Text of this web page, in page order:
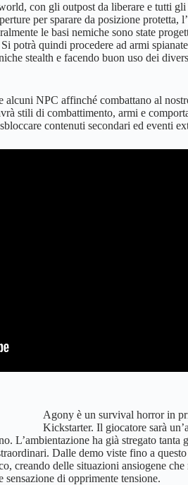
con gli outpost da liberare e tutti
per sparare da posizione protetta,
le basi nemiche sono state
potrà quindi procedere ad armi
stealth e facendo buon uso dei
alcuni NPC affinché combattano al
stili di combattimento, armi e
contenuti secondari ed eventi
Agony è un survival horror in
Kickstarter. Il giocatore sarà
L’ambientazione ha già stregato tanta
Dalle demo viste fino a
creando delle situazioni ansiogene
sensazione di opprimente tensione.